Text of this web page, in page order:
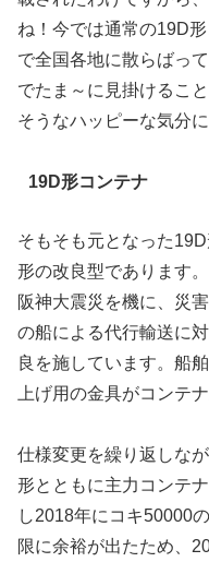
ね！今では通常の19D
で全国各地に散らばっ
でたま～に見掛けるこ
そうなハッピーな気分
19D形コンテナ
そもそも元となった
形の改良型であります。
阪神大震災を機に、災
の船による代行輸送に
良を施しています。船
上げ用の金具がコンテ
仕様変更を繰り返しな
形とともに主力コンテ
し2018年にコキ50000
限に余裕が出たため、